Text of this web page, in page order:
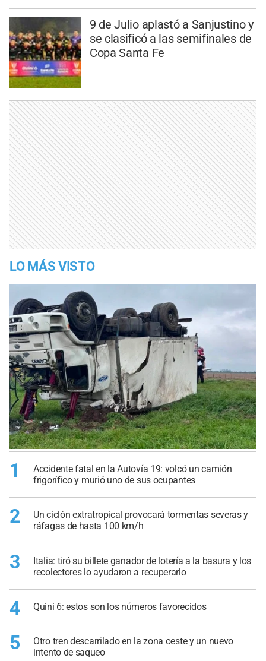
9 de Julio aplastó a Sanjustino y
se clasificó a las semifinales de
Copa Santa Fe
LO MÁS VISTO
1
Accidente fatal en la Autovía 19: volcó un camión
frigorífico y murió uno de sus ocupantes
2
Un ciclón extratropical provocará tormentas severas y
ráfagas de hasta 100 km/h
3
Italia: tiró su billete ganador de lotería a la basura y los
recolectores lo ayudaron a recuperarlo
4 Quini 6: estos son los números favorecidos
5
Otro tren descarrilado en la zona oeste y un nuevo
intento de saqueo